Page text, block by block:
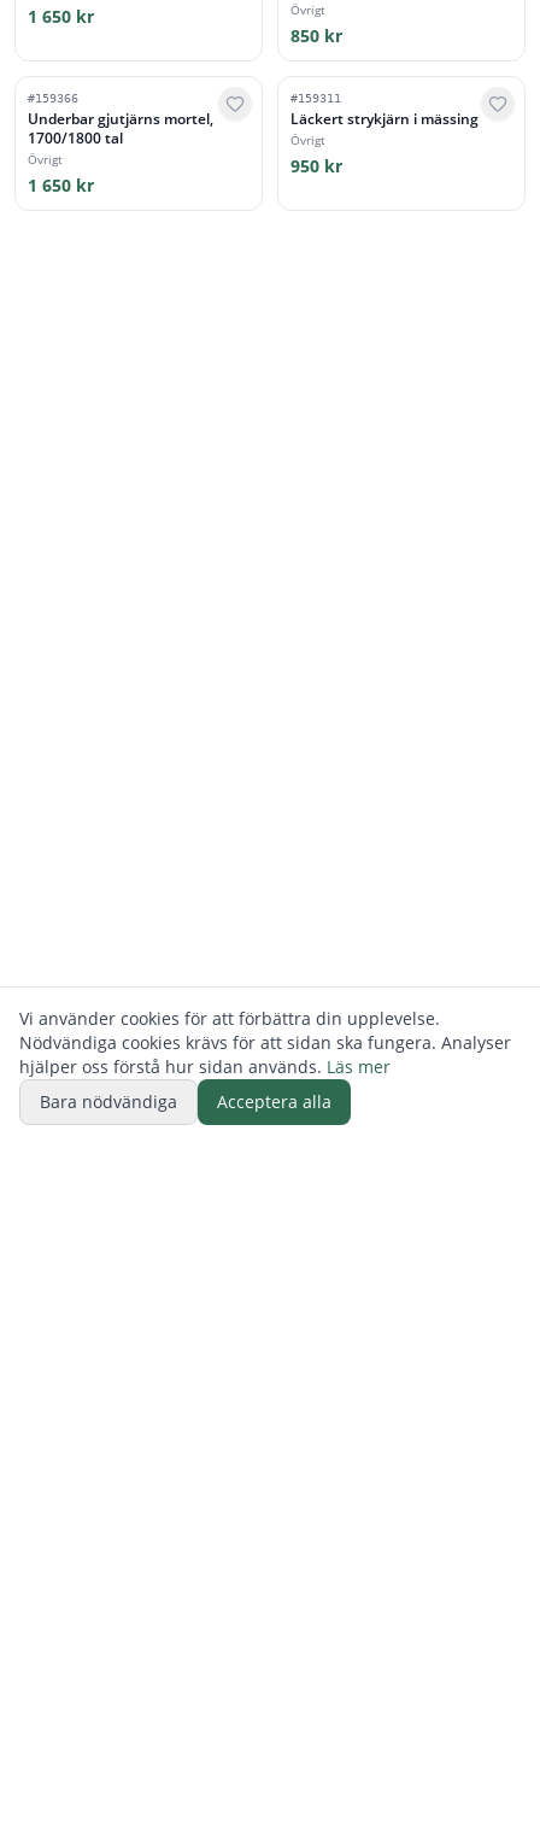
1 650 kr Övrigt
850 kr
#159366
Underbar gjutjärns mortel,
1700/1800 tal
Övrigt
1 650 kr
#159311
Läckert strykjärn i mässing
Övrigt
950 kr
Vi använder cookies för att förbättra din upplevelse.
Nödvändiga cookies krävs för att sidan ska fungera. Analyser
hjälper oss förstå hur sidan används. Läs mer
Bara nödvändiga
Acceptera alla